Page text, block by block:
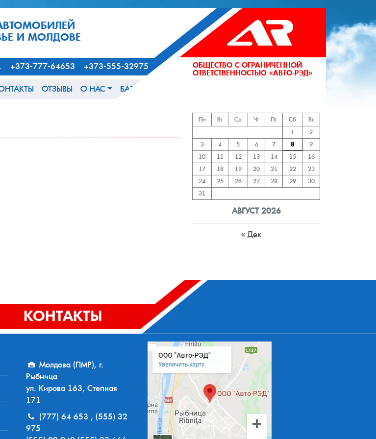
И МОЛДОВЕ
ОБЩЕСТВО С ОГРАНИЧЕННОЙ
ОТВЕТСТВЕННОСТЬЮ «АВТО-РЭД»
+373-777-64653 +373-555-32975
ОТЗЫВЫ О НАС БАЗА ЗНАНИЙ
АВГУСТ 2026
Пн Вт Ср Чт Пт Сб
Вс
1
2
3
4 5 6 7 8
9
10
11 12 13 14 15
16
17
18 19 20 21 22
23
24
25 26 27 28 29
30
31
« Дек
КОНТАКТЫ
Молдова (ПМР), г.
Рыбница
ул. Кирова 163, Степная
171
(777) 64 653 , (555) 32
975